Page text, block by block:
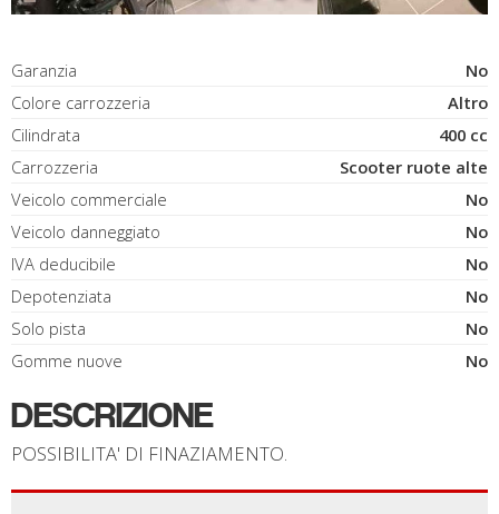
Garanzia
No
Colore carrozzeria
Altro
Cilindrata
400 cc
Carrozzeria
Scooter ruote alte
Veicolo commerciale
No
Veicolo danneggiato
No
IVA deducibile
No
Depotenziata
No
Solo pista
No
Gomme nuove
No
DESCRIZIONE
POSSIBILITA' DI FINAZIAMENTO.